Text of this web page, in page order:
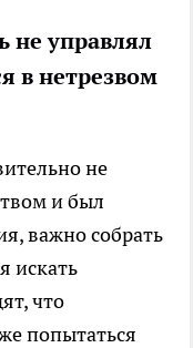
не управлял
в нетрезвом
не
и был
важно собрать
искать
что
попытаться